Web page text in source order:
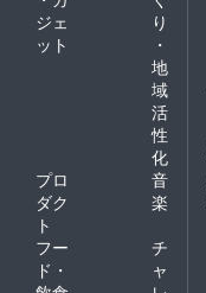
ジェ
ット
り
・
地
域
活
性
化
プロ
ダク
ト
音
楽
フー
ド・
チ
ャ